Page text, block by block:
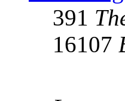
391
16107